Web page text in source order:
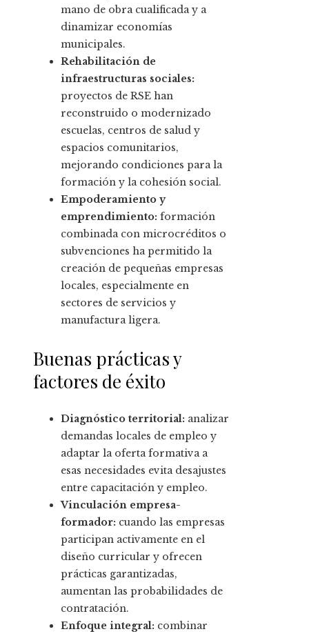
mano de obra cualificada y a
dinamizar economías
municipales.
Rehabilitación de
infraestructuras sociales:
proyectos de RSE han
reconstruido o modernizado
escuelas, centros de salud y
espacios comunitarios,
mejorando condiciones para la
formación y la cohesión social.
Empoderamiento y
emprendimiento: formación
combinada con microcréditos o
subvenciones ha permitido la
creación de pequeñas empresas
locales, especialmente en
sectores de servicios y
manufactura ligera.
Buenas prácticas y
factores de éxito
Diagnóstico territorial: analizar
demandas locales de empleo y
adaptar la oferta formativa a
esas necesidades evita desajustes
entre capacitación y empleo.
Vinculación empresa-
formador: cuando las empresas
participan activamente en el
diseño curricular y ofrecen
prácticas garantizadas,
aumentan las probabilidades de
contratación.
Enfoque integral: combinar